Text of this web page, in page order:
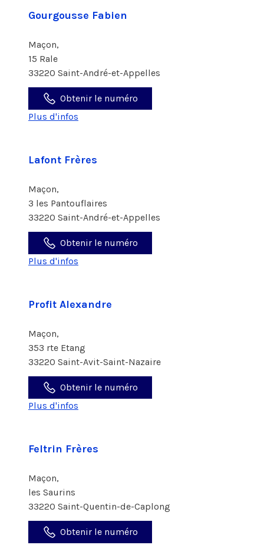
Gourgousse Fabien
Maçon,
15 Rale
33220 Saint-André-et-Appelles
Obtenir le numéro
Plus d'infos
Lafont Frères
Maçon,
3 les Pantouflaires
33220 Saint-André-et-Appelles
Obtenir le numéro
Plus d'infos
Profit Alexandre
Maçon,
353 rte Etang
33220 Saint-Avit-Saint-Nazaire
Obtenir le numéro
Plus d'infos
Feltrin Frères
Maçon,
les Saurins
33220 Saint-Quentin-de-Caplong
Obtenir le numéro